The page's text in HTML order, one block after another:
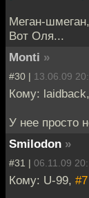
Меган-
Вот Оля...
Monti »
#30 | 13.06.09
Кому: laidback,
У нее просто
Smilodon »
#31 | 06.11.09
Кому: U-99, #7